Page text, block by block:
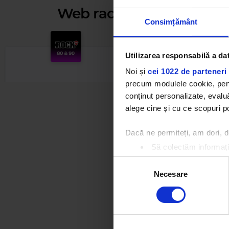
Consimțământ
Utilizarea responsabilă a
Noi și cei 1022 de
precum modulele cookie,
conținut personalizate,
alege cine și cu ce scopuri
Dacă ne permiteți, am dori,
Să colectăm
Să vă identificăm
Găsiți mai multe informații
Vă puteți modifica sau
traficul. De asemenea, le
consimțământului
Necesare
Web radios